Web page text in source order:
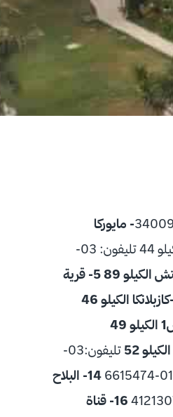
2- مايوركا
تليفون: 03-41725644- ديار الكيلو 44 تليفون: 03-
5- قرية
تليفون:03-
14- البلاح
16- قناة